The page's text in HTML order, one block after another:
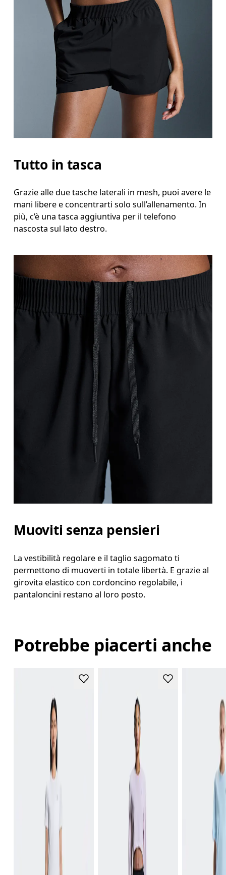
Tutto in tasca
Grazie alle due tasche laterali in mesh, puoi avere le
mani libere e concentrarti solo sull’allenamento. In
più, c’è una tasca aggiuntiva per il telefono
nascosta sul lato destro.
Muoviti senza pensieri
La vestibilità regolare e il taglio sagomato ti
permettono di muoverti in totale libertà. E grazie al
girovita elastico con cordoncino regolabile, i
pantaloncini restano al loro posto.
Potrebbe piacerti anche